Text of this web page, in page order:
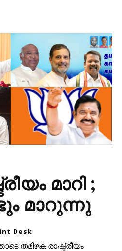
മാറി ;
മാറുന്നു
Desk
തമിഴക രാഷ്ട്രീയം